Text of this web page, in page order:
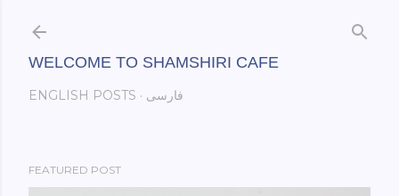
WELCOME TO SHAMSHIRI CAFE
ENGLISH POSTS فارسی
FEATURED POST